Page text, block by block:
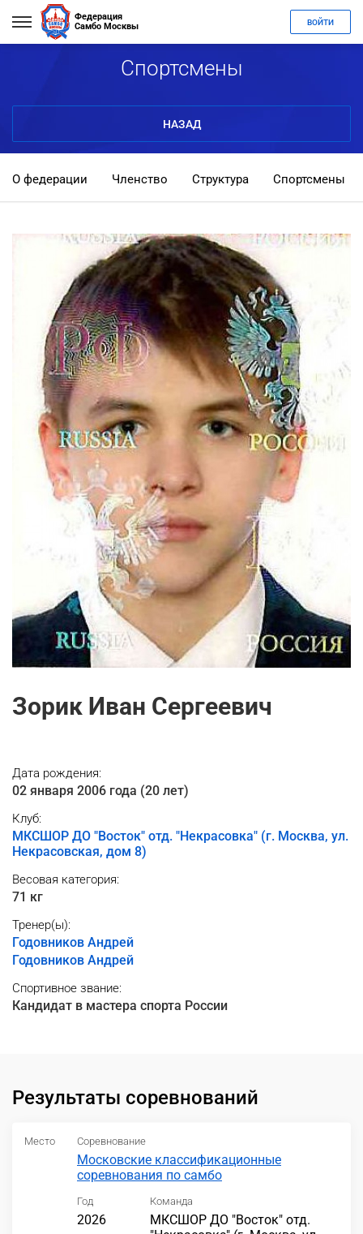
Федерация
Самбо Москвы
ВОЙТИ
Спортсмены
НАЗАД
О федерации Членство Структура Спортсмены
Зорик Иван Сергеевич
Дата рождения:
02 января 2006 года (20 лет)
Клуб:
МКСШОР ДО "Восток" отд. "Некрасовка" (г. Москва, ул.
Некрасовская, дом 8)
Весовая категория:
71 кг
Тренер(ы):
Годовников Андрей
Годовников Андрей
Спортивное звание:
Кандидат в мастера спорта России
Результаты соревнований
Место Соревнование
Московские классификационные
соревнования по самбо
Год
2026
Команда
МКСШОР ДО "Восток" отд.